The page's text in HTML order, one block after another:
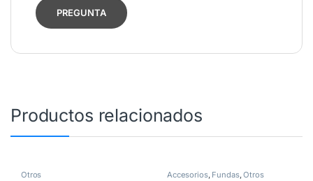
Productos relacionados
Otros Accesorios, Fundas,Otros